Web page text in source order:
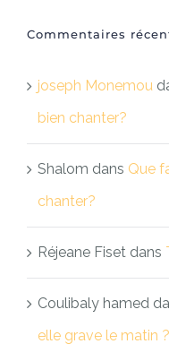
Commentaires
joseph Monemou
bien chanter?
Shalom dans Que
chanter?
Réjeane Fiset dans
Coulibaly hamed
elle grave le matin ?